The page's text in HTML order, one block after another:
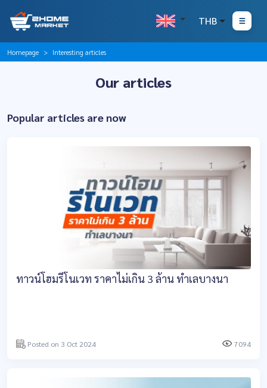
THB
Homepage Interesting articles
Our articles
Popular articles are now
ทาวน์โฮมรีโนเวท ราคาไม่เกิน 3 ล้าน ทำเลบางนา
Posted on 3 Oct 2024 7094